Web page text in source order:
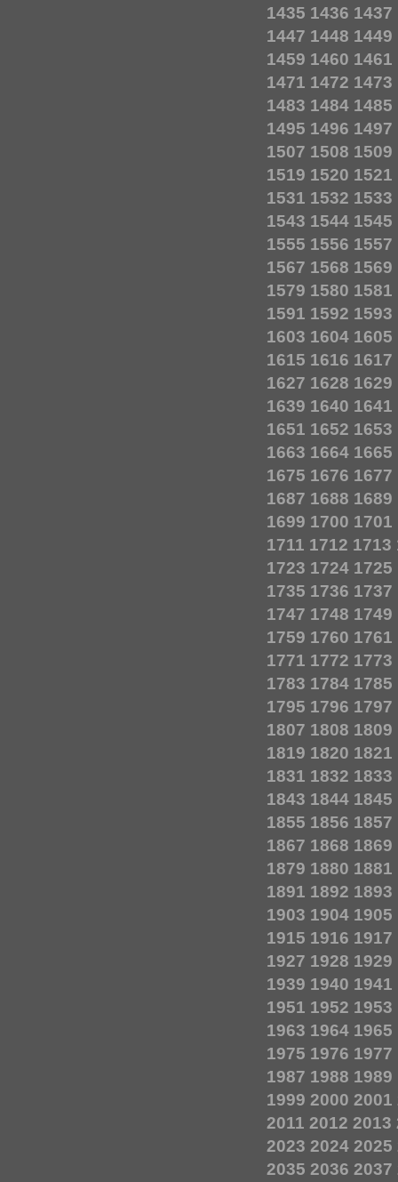
1435 1436 1437
1447 1448 1449
1459 1460 1461
1471 1472 1473
1483 1484 1485
1495 1496 1497
1507 1508 1509
1519 1520 1521
1531 1532 1533
1543 1544 1545
1555 1556 1557
1567 1568 1569
1579 1580 1581
1591 1592 1593
1603 1604 1605
1615 1616 1617
1627 1628 1629
1639 1640 1641
1651 1652 1653
1663 1664 1665
1675 1676 1677
1687 1688 1689
1699 1700 1701
1711 1712 1713
1723 1724 1725
1735 1736 1737
1747 1748 1749
1759 1760 1761
1771 1772 1773
1783 1784 1785
1795 1796 1797
1807 1808 1809
1819 1820 1821
1831 1832 1833
1843 1844 1845
1855 1856 1857
1867 1868 1869
1879 1880 1881
1891 1892 1893
1903 1904 1905
1915 1916 1917
1927 1928 1929
1939 1940 1941
1951 1952 1953
1963 1964 1965
1975 1976 1977
1987 1988 1989
1999 2000 2001
2011 2012 2013
2023 2024 2025
2035 2036 2037